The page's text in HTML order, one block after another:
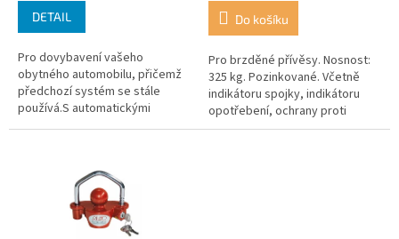
DETAIL
Pro dovybavení vašeho
obytného automobilu, přičemž
předchozí systém se stále
používá.S automatickými
3bodovými pásy, také pro
Do košíku
Pro brzděné přívěsy. Nosnost:
325 kg. Pozinkované. Včetně
indikátoru spojky, indikátoru
opotřebení, ochrany proti
falešnému zamykání. Měkký dok